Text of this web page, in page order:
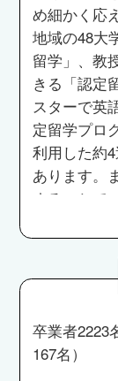
め細かく応
地域の48大
留学」、教
きる「認定
スターで英
定留学プロ
利用した約
あります。
することで
外国文化に
卒業者2223
167名）